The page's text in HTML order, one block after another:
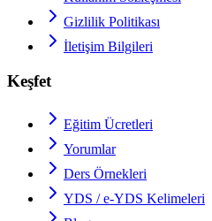
Gizlilik Politikası
İletişim Bilgileri
Keşfet
Eğitim Ücretleri
Yorumlar
Ders Örnekleri
YDS / e-YDS Kelimeleri